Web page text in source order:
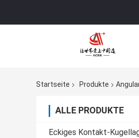
Startseite Produkte
ALLE PRODUKTE
Eckiges Kontakt-